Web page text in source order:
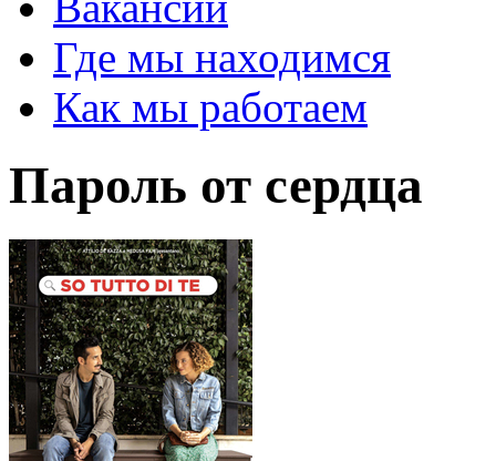
Где мы находимся
Как мы работаем
Пароль от сердца